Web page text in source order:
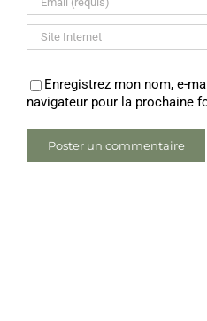
Enregistrez mon nom, e-
navigateur pour la prochaine